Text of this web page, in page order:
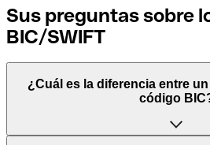
Sus preguntas sobre
BIC/SWIFT
¿Cuál es la diferencia entre
código